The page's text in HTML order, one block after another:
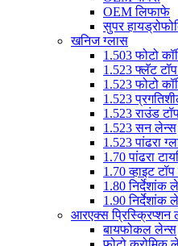
OEM लिफाफे
सुपर
खनिज ग्लास
1.503 फोटो
1.523 फ्लॅट
1.523 फोटो
1.523
1.523 राउंड
1.523 सन लेन्स
1.523 पांढरा
1.70 पांढरा
1.70 व्हाइट
1.80 निर्देशांक
1.90 निर्देशांक
आरएक्स प्रिस्क्रिप्शन
बायफोकल लेन्स